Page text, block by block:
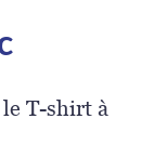
T-shirt à